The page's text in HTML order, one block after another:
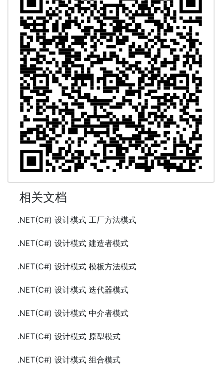
相关文档
.NET(C#) 设计模式 工厂方法模式
.NET(C#) 设计模式 建造者模式
.NET(C#) 设计模式 模板方法模式
.NET(C#) 设计模式 迭代器模式
.NET(C#) 设计模式 中介者模式
.NET(C#) 设计模式 原型模式
.NET(C#) 设计模式 组合模式